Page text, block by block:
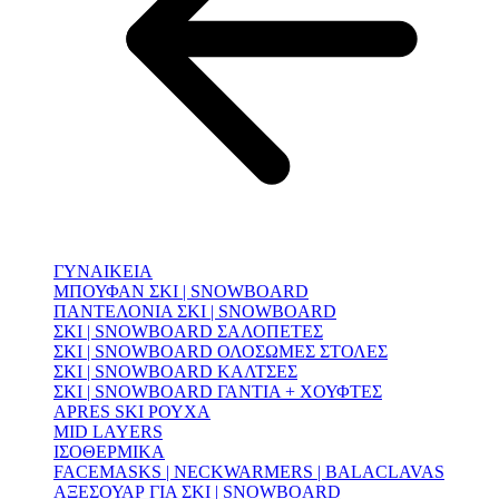
ΓΥΝΑΙΚΕΙΑ
ΜΠΟΥΦΑΝ ΣΚΙ | SNOWBOARD
ΠΑΝΤΕΛΟΝΙΑ ΣΚΙ | SNOWBOARD
ΣΚΙ | SNOWBOARD ΣΑΛΟΠΕΤΕΣ
ΣΚΙ | SNOWBOARD ΟΛΟΣΩΜΕΣ ΣΤΟΛΕΣ
ΣΚΙ | SNOWBOARD ΚΑΛΤΣΕΣ
ΣΚΙ | SNOWBOARD ΓΑΝΤΙΑ + ΧΟΥΦΤΕΣ
APRES SKI ΡΟΥΧΑ
MID LAYERS
ΙΣΟΘΕΡΜΙΚΑ
FACEMASKS | NECKWARMERS | BALACLAVAS
ΑΞΕΣΟΥΑΡ ΓΙΑ ΣΚΙ | SNOWBOARD